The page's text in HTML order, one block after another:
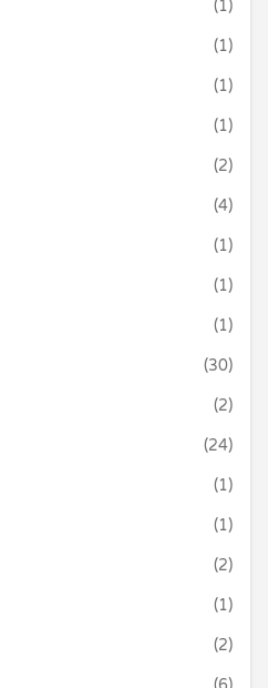
(1)
(1)
(1)
(1)
(2)
(4)
(1)
(1)
(1)
(30)
(2)
(24)
(1)
(1)
(2)
(1)
(2)